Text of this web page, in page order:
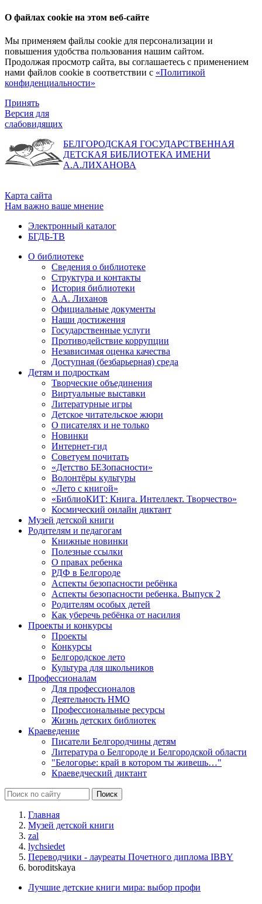
О файлах cookie на этом веб-сайте
Мы применяем файлы cookie для персонализации и
повышения удобства пользования нашим сайтом.
Продолжая просмотр сайта, вы соглашаетесь с применением
нами файлов cookie в соответствии с «Политикой
конфиденциальности»
Принять
Версия для
слабовидящих
БЕЛГОРОДСКАЯ ГОСУДАРСТВЕННАЯ
ДЕТСКАЯ БИБЛИОТЕКА ИМЕНИ
А.А.ЛИХАНОВА
Карта сайта
Нам важно ваше мнение
Электронный каталог
БГДБ-ТВ
О библиотеке
Сведения о библиотеке
Структура и контакты
История библиотеки
А.А. Лиханов
Официальные документы
Наши достижения
Государственные услуги
Противодействие коррупции
Независимая оценка качества
Доступная (безбарьерная) среда
Детям и подросткам
Творческие объединения
Виртуальные выставки
Литературные игры
Детское читательское жюри
О писателях и не только
Новинки
Интернет-гид
Советуем почитать
«Детство БЕЗопасности»
Волонтёры культуры
«Лето с книгой»
«БиблиоКИТ: Книга. Интеллект. Творчество»
Космический онлайн диктант
Музей детской книги
Родителям и педагогам
Книжные новинки
Полезные ссылки
О правах ребенка
РДФ в Белгороде
Аспекты безопасности ребёнка
Аспекты безопасности ребенка. Выпуск 2
Родителям особых детей
Как уберечь ребёнка от насилия
Проекты и конкурсы
Проекты
Конкурсы
Белгородское лето
Культура для школьников
Профессионалам
Для профессионалов
Деятельность НМО
Профессиональные ресурсы
Жизнь детских библиотек
Краеведение
Писатели Белгородчины детям
Литература о Белгороде и Белгородской области
"Белогорье: край в котором ты живешь…"
Краеведческий диктант
Главная
Музей детской книги
zal
lychsiedet
Переводчики - лауреаты Почетного диплома IBBY
boroditskaya
Лучшие детские книги мира: выбор профи